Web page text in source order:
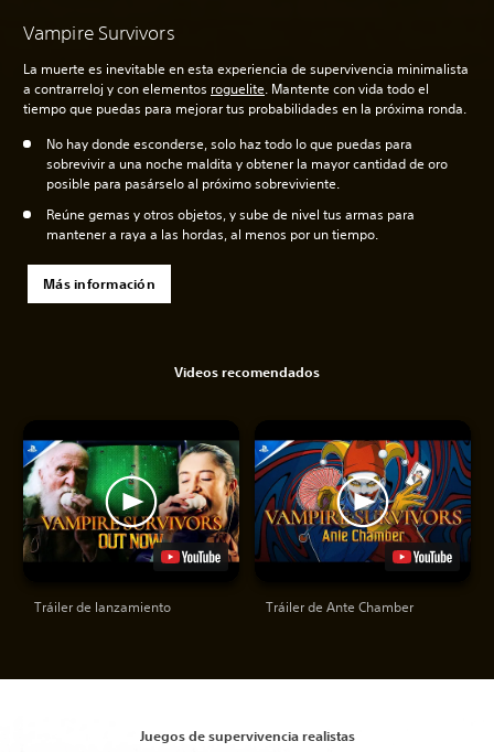
Vampire Survivors
La muerte es inevitable en esta experiencia de supervivencia minimalista
a contrarreloj y con elementos roguelite. Mantente con vida todo el
tiempo que puedas para mejorar tus probabilidades en la próxima ronda.
No hay donde esconderse, solo haz todo lo que puedas para
sobrevivir a una noche maldita y obtener la mayor cantidad de oro
posible para pasárselo al próximo sobreviviente.
Reúne gemas y otros objetos, y sube de nivel tus armas para
mantener a raya a las hordas, al menos por un tiempo.
Más información
Videos recomendados
Tráiler de lanzamiento Tráiler de Ante Chamber
Juegos de supervivencia realistas